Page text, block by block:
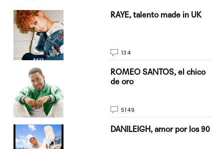
RAYE, talento made in UK
134
ROMEO SANTOS, el chico
de oro
5149
DANILEIGH, amor por los 90